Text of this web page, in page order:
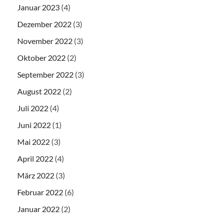
Januar 2023 (4)
Dezember 2022 (3)
November 2022 (3)
Oktober 2022 (2)
September 2022 (3)
August 2022 (2)
Juli 2022 (4)
Juni 2022 (1)
Mai 2022 (3)
April 2022 (4)
März 2022 (3)
Februar 2022 (6)
Januar 2022 (2)